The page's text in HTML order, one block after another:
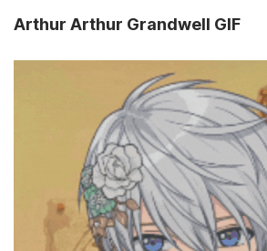
Arthur Arthur Grandwell GIF